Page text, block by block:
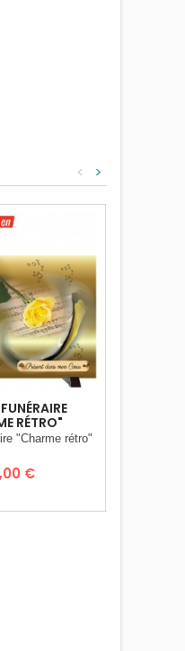
>
<
RÉTRO"
"Charme rétro"
€